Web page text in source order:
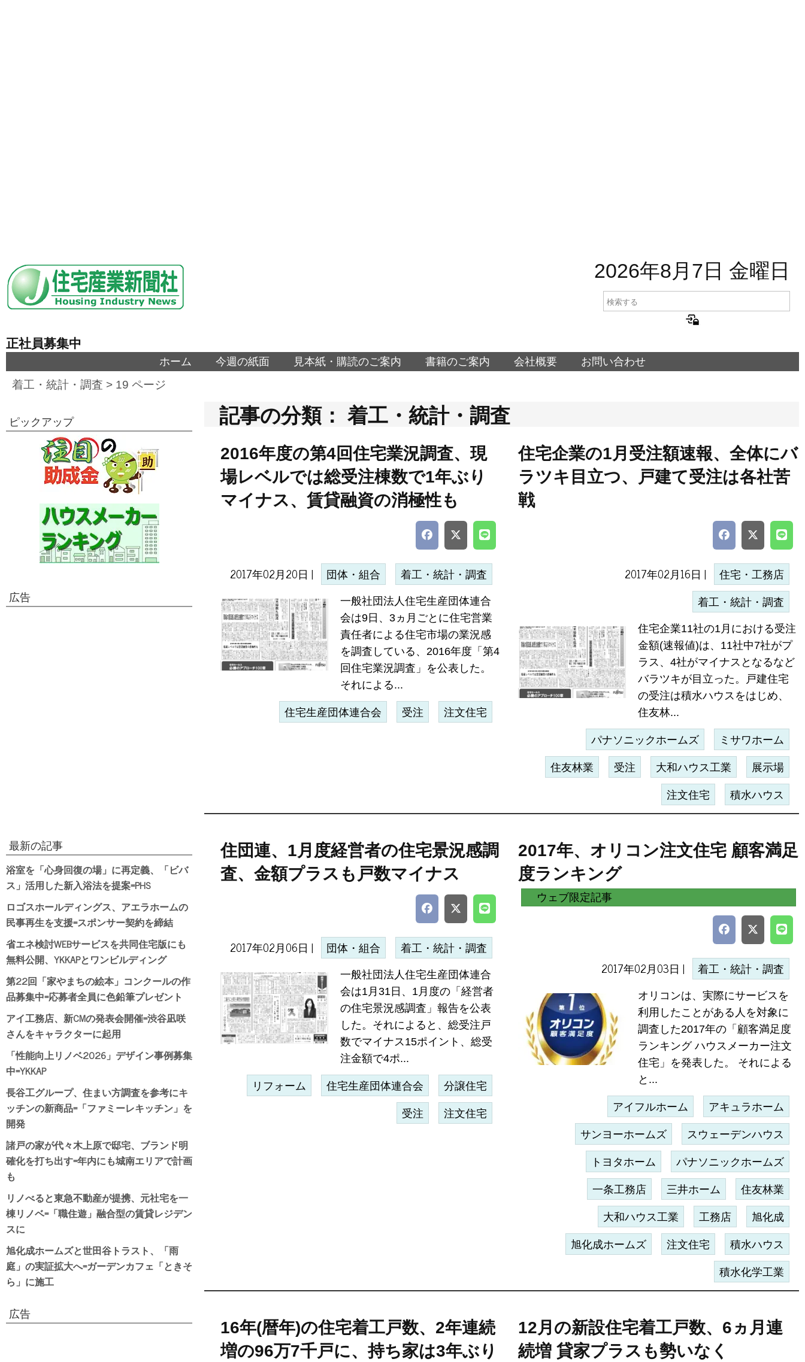
2026年8月7日 金曜日
正社員募集中
ホーム 今週の紙面 見本紙・購読のご案内 書籍のご案内 会社概要 お問い合わせ
着工・統計・調査 > 19 ページ
記事の分類： 着工・統計・調査
2016年度の第4回住宅業況調査、現
場レベルでは総受注棟数で1年ぶり
マイナス、賃貸融資の消極性も
2017年02月20日 | 団体・組合 着工・統計・調査
一般社団法人住宅生産団体連合
会は9日、3ヵ月ごとに住宅営業
責任者による住宅市場の業況感
を調査している、2016年度「第4
回住宅業況調査」を公表した。
それによる...
住宅生産団体連合会 受注 注文住宅
住宅企業の1月受注額速報、全体にバ
ラツキ目立つ、戸建て受注は各社苦
戦
2017年02月16日 | 住宅・工務店
着工・統計・調査
住宅企業11社の1月における受注
金額(速報値)は、11社中7社がプ
ラス、4社がマイナスとなるなど
バラツキが目立った。戸建住宅
の受注は積水ハウスをはじめ、
住友林...
パナソニックホームズ ミサワホーム
住友林業 受注 大和ハウス工業 展示場
注文住宅 積水ハウス
住団連、1月度経営者の住宅景況感調
査、金額プラスも戸数マイナス
2017年02月06日 | 団体・組合 着工・統計・調査
一般社団法人住宅生産団体連合
会は1月31日、1月度の「経営者
の住宅景況感調査」報告を公表
した。それによると、総受注戸
数でマイナス15ポイント、総受
注金額で4ポ...
リフォーム 住宅生産団体連合会 分譲住宅
受注 注文住宅
2017年、オリコン注文住宅 顧客満足
度ランキング
ウェブ限定記事
2017年02月03日 | 着工・統計・調査
オリコンは、実際にサービスを
利用したことがある人を対象に
調査した2017年の「顧客満足度
ランキング ハウスメーカー注文
住宅」を発表した。 それによる
と...
アイフルホーム アキュラホーム
サンヨーホームズ スウェーデンハウス
トヨタホーム パナソニックホームズ
一条工務店 三井ホーム 住友林業
大和ハウス工業 工務店 旭化成
旭化成ホームズ 注文住宅 積水ハウス
積水化学工業
16年(暦年)の住宅着工戸数、2年連続
増の96万7千戸に、持ち家は3年ぶり
12月の新設住宅着工戸数、6ヵ月連
続増 貸家プラスも勢いなく
ピックアップ
広告
最新の記事
浴室を「心身回復の場」に再定義、「ビバ
ス」活用した新入浴法を提案=PHS
ロゴスホールディングス、アエラホームの
民事再生を支援=スポンサー契約を締結
省エネ検討WEBサービスを共同住宅版にも
無料公開、YKKAPとワンビルディング
第22回「家やまちの絵本」コンクールの作
品募集中=応募者全員に色鉛筆プレゼント
アイ工務店、新CMの発表会開催=渋谷凪咲
さんをキャラクターに起用
「性能向上リノベ2026」デザイン事例募集
中=YKKAP
長谷工グループ、住まい方調査を参考にキ
ッチンの新商品=「ファミーレキッチン」を
開発
諸戸の家が代々木上原で邸宅、ブランド明
確化を打ち出す=年内にも城南エリアで計画
も
リノべると東急不動産が提携、元社宅を一
棟リノベ=「職住遊」融合型の賃貸レジデン
スに
旭化成ホームズと世田谷トラスト、「雨
庭」の実証拡大へ=ガーデンカフェ「ときそ
ら」に施工
広告